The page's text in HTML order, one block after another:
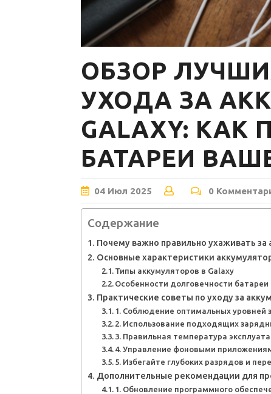
ОБЗОР
УХОДА ЗА
GALAXY:
БАТАРЕИ
04 Июл 2025 0
Содержание
Почему важно правильно ухаживать за
Основные характеристики
Типы аккумуляторов в Galaxy
Особенности долговечности батареи
Практические советы по уходу за
1. Соблюдение оптимальных уровней
2. Использование подходящих
3. Правильная температура
4. Управление фоновыми
5. Избегайте глубоких разрядов и
Дополнительные рекомендации для
1. Обновление программного